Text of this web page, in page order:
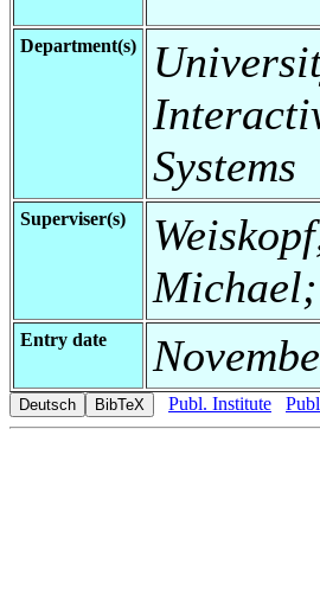
Department(s)
Systems
Superviser(s)
Entry date
Publ. Institute